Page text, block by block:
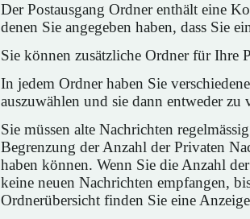
Der Postausgang Ordner enthält eine
denen Sie angegeben haben, dass Sie
Sie können zusätzliche Ordner für Ihre
In jedem Ordner haben Sie
auszuwählen und sie dann entweder
Sie müssen alte Nachrichten
Begrenzung der Anzahl der Privaten
haben können. Wenn Sie die Anzahl
keine neuen Nachrichten empfangen,
Ordnerübersicht finden Sie eine